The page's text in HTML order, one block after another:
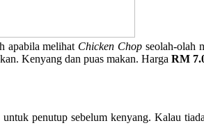
apabila melihat Chicken Chop seolah-olah
Kenyang dan puas makan. Harga RM
untuk penutup sebelum kenyang. Kalau